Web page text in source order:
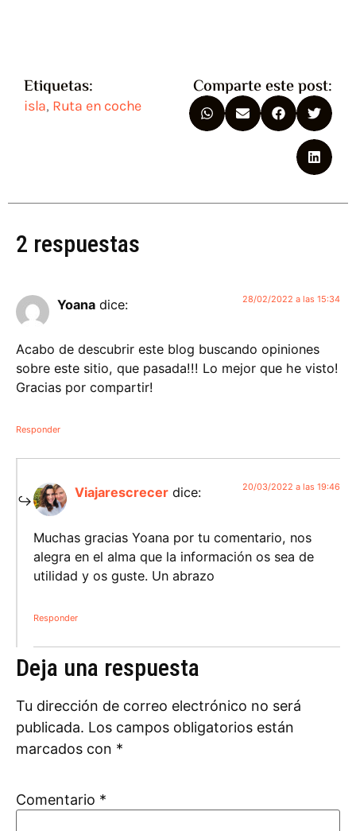
Etiquetas:
isla, Ruta en coche
Comparte este post:
2 respuestas
Yoana dice: 28/02/2022 a las 15:34
Acabo de descubrir este blog buscando opiniones
sobre este sitio, que pasada!!! Lo mejor que he visto!
Gracias por compartir!
Responder
Viajarescrecer dice: 20/03/2022 a las 19:46
Muchas gracias Yoana por tu comentario, nos
alegra en el alma que la información os sea de
utilidad y os guste. Un abrazo
Responder
Deja una respuesta
Tu dirección de correo electrónico no será
publicada. Los campos obligatorios están
marcados con *
Comentario *